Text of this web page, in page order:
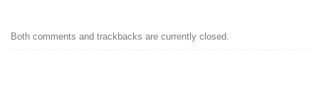
Both comments and trackbacks are currently closed.